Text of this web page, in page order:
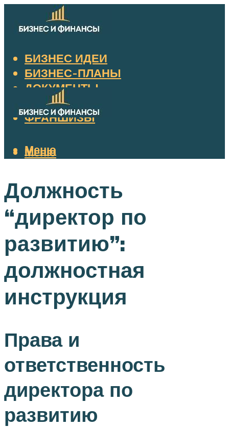
БИЗНЕС ИДЕИ
БИЗНЕС-ПЛАНЫ
ДОКУМЕНТЫ
НАЛОГИ
ФРАНШИЗЫ
Меню
Меню
Должность
“директор по
развитию”:
должностная
инструкция
Права и
ответственность
директора по
развитию